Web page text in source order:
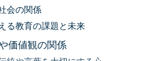
会の関係
る教育の課題と未来
価値観の関係